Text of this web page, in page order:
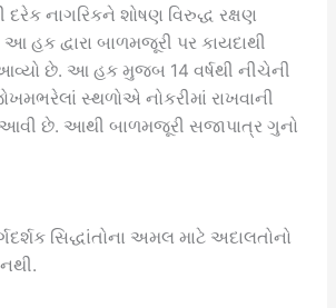
દરેક નાગરિકને શોષણ વિરુદ્ધ રક્ષણ
દ્વારા બાળમજૂરી પર કાયદાથી
છે. આ હક મુજબ 14 વર્ષથી નીચેની
સ્થળોએ નોકરીમાં રાખવાની
આવી છે. આથી બાળમજૂરી સજાપાત્ર ગુનો
સિદ્ધાંતોના અમલ માટે અદાલતોનો